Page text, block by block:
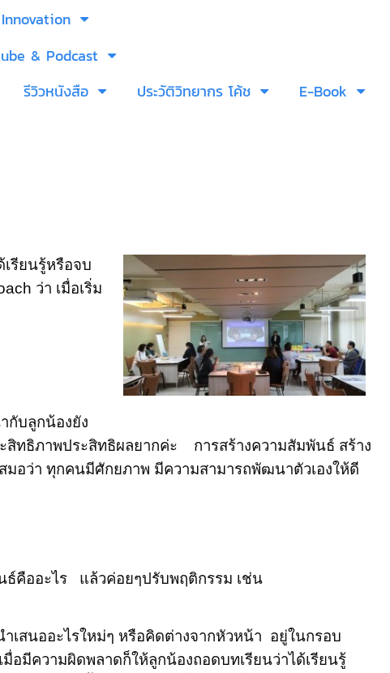
& Podcast
รีวิวหนังสือ ประวัติวิทยากร โค้ช
E-Book
รียนรู้หรือจบ
ว่า เมื่อเริ่ม
กับลูกน้องยัง
สิทธิภาพประสิทธิผลยากค่ะ การสร้างความสัมพันธ์ สร้าง
มอว่า ทุกคนมีศักยภาพ มีความสามารถพัฒนาตัวเองให้ดี
ธ์คืออะไร แล้วค่อยๆปรับพฤติกรรม เช่น
เสนออะไรใหม่ๆ หรือคิดต่างจากหัวหน้า อยู่ในกรอบ
มีความผิดพลาดก็ให้ลูกน้องถอดบทเรียนว่าได้เรียนรู้